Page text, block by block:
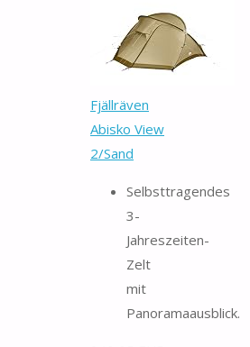
Fjällräven
Abisko View
2/Sand
Selbsttragendes
3-
Jahreszeiten-
Zelt
mit
Panoramaausblick.